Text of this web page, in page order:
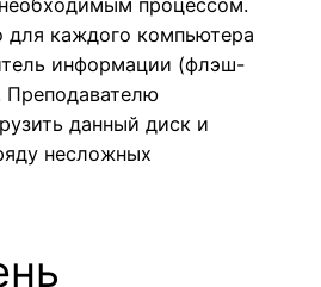
процессом.
для каждого компьютера
информации (флэш-
Преподавателю
данный диск и
несложных